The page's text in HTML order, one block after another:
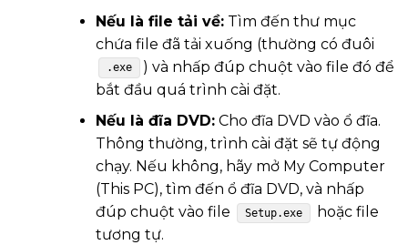
Nếu là file tải về:Tìm đến thư mục
chứa file đã tải xuống (thường có đuôi
.exe
) và nhấp đúp chuột vào file đó để
bắt đầu quá trình cài đặt.
Nếu là đĩa DVD:Cho đĩa DVD vào ổ đĩa.
Thông thường, trình cài đặt sẽ tự động
chạy. Nếu không, hãy mở My Computer
(This PC), tìm đến ổ đĩa DVD, và nhấp
đúp chuột vào file
Setup.exe
hoặc file
tương tự.